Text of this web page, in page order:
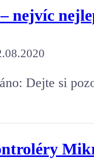
další
nejvíc
Dejte si